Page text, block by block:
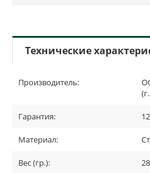
Технические
Производитель:
Гарантия:
Материал:
Вес (гр.):